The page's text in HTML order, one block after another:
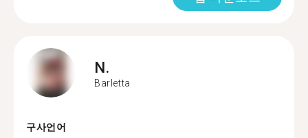
N.
Barletta
구사언어